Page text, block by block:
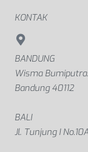
KONTAK
BANDUNG
Wisma
Bandung 40112
BALI
Jl. Tunjung I